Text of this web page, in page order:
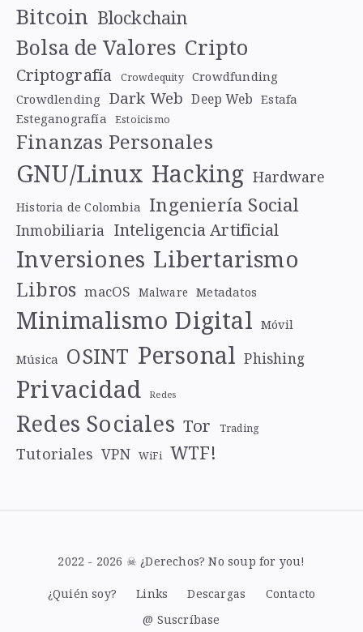
Bitcoin Blockchain
Bolsa de Valores Cripto
Criptografía Crowdequity
Crowdfunding
Crowdlending Dark Web Deep Web Estafa
Esteganografía
Estoicismo
Finanzas Personales
GNU/Linux Hacking Hardware
Historia de Colombia Ingeniería Social
Inmobiliaria Inteligencia Artificial
Inversiones Libertarismo
Libros macOS Malware Metadatos
Minimalismo Digital Móvil
Música OSINT Personal Phishing
Privacidad Redes
Redes Sociales Tor Trading
Tutoriales VPN WiFi WTF!
2022 - 2026 ☠ ¿Derechos? No soup for you!
¿Quién soy? Links Descargas
Contacto
@ Suscríbase